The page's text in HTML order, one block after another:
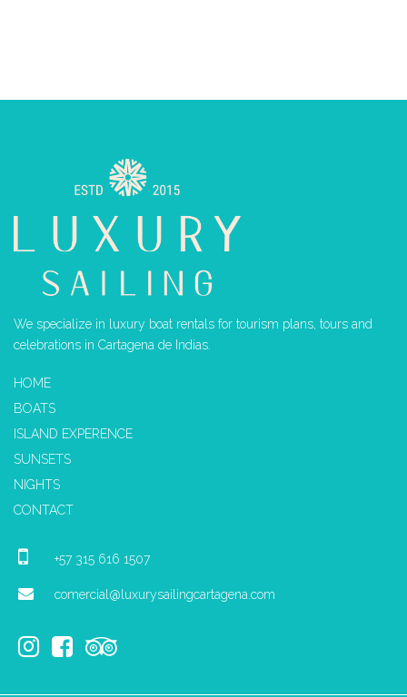
We specialize in luxury boat rentals for tourism plans, tours and
celebrations in Cartagena de Indias.
HOME
BOATS
ISLAND EXPERENCE
SUNSETS
NIGHTS
CONTACT
+57 315 616 1507
comercial@luxurysailingcartagena.com